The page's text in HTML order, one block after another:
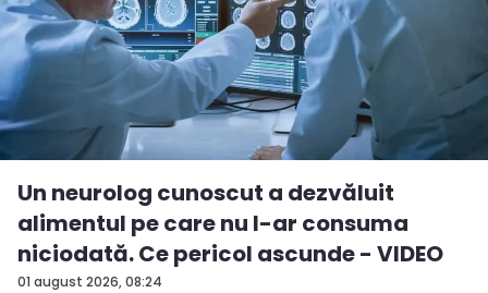
01 august 2026, 08:24
Un neurolog cunoscut a dezvăluit
alimentul pe care nu l-ar consuma
niciodată. Ce pericol ascunde - VIDEO